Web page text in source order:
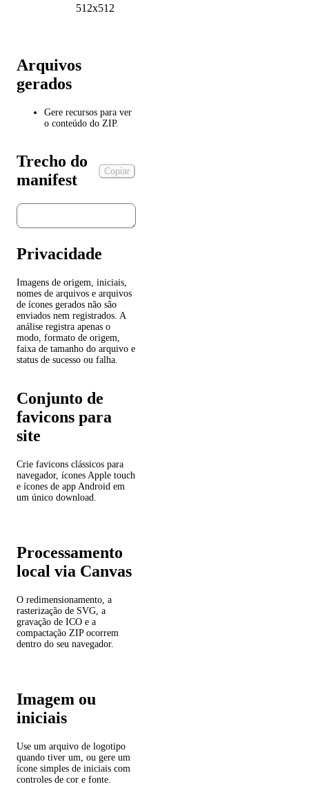
512x512
Arquivos
gerados
Gere recursos para ver
o conteúdo do ZIP.
Trecho do
manifest
Copiar
Privacidade
Imagens de origem, iniciais,
nomes de arquivos e arquivos
de ícones gerados não são
enviados nem registrados. A
análise registra apenas o
modo, formato de origem,
faixa de tamanho do arquivo e
status de sucesso ou falha.
Conjunto de
favicons para
site
Crie favicons clássicos para
navegador, ícones Apple touch
e ícones de app Android em
um único download.
Processamento
local via Canvas
O redimensionamento, a
rasterização de SVG, a
gravação de ICO e a
compactação ZIP ocorrem
dentro do seu navegador.
Imagem ou
iniciais
Use um arquivo de logotipo
quando tiver um, ou gere um
ícone simples de iniciais com
controles de cor e fonte.